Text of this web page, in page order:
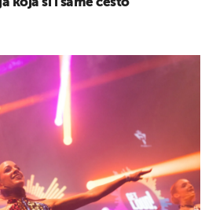
koja si i same često